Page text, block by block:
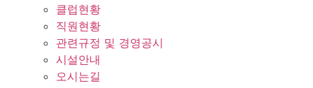
클럽현황
직원현황
관련규정 및 경영공시
시설안내
오시는길